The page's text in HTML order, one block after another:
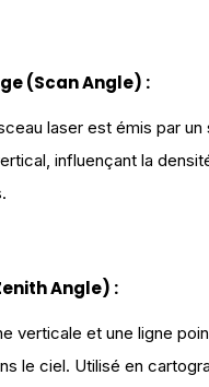
(Scan Angle) :
laser est émis par un
influençant la
Angle) :
verticale et une ligne
le ciel. Utilisé en